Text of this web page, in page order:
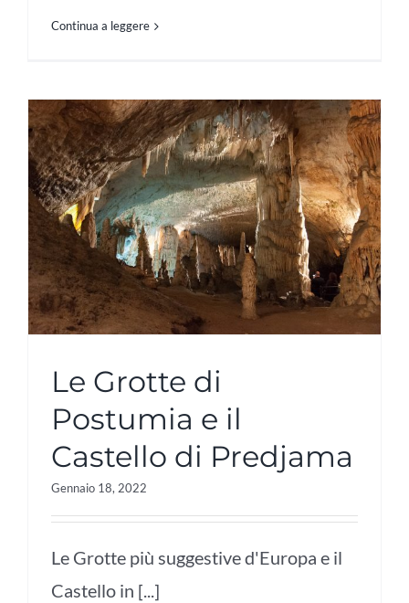
Continua a leggere
Le Grotte di
Postumia e il
Castello di Predjama
Gennaio 18, 2022
Le Grotte più suggestive d'Europa e il
Castello in [...]